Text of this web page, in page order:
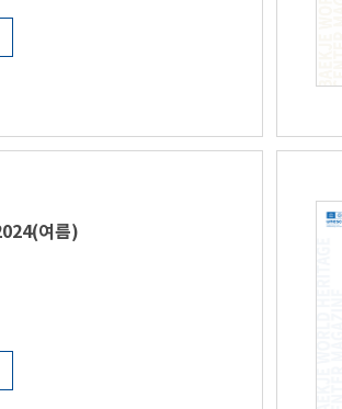
여름)